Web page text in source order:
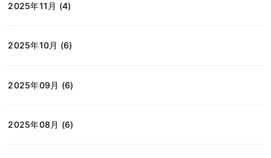
2025年11月 (4)
2025年10月 (6)
2025年09月 (6)
2025年08月 (6)